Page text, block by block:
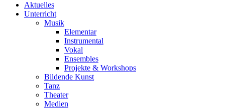
Aktuelles
Unterricht
Musik
Elementar
Instrumental
Vokal
Ensembles
Projekte & Workshops
Bildende Kunst
Tanz
Theater
Medien